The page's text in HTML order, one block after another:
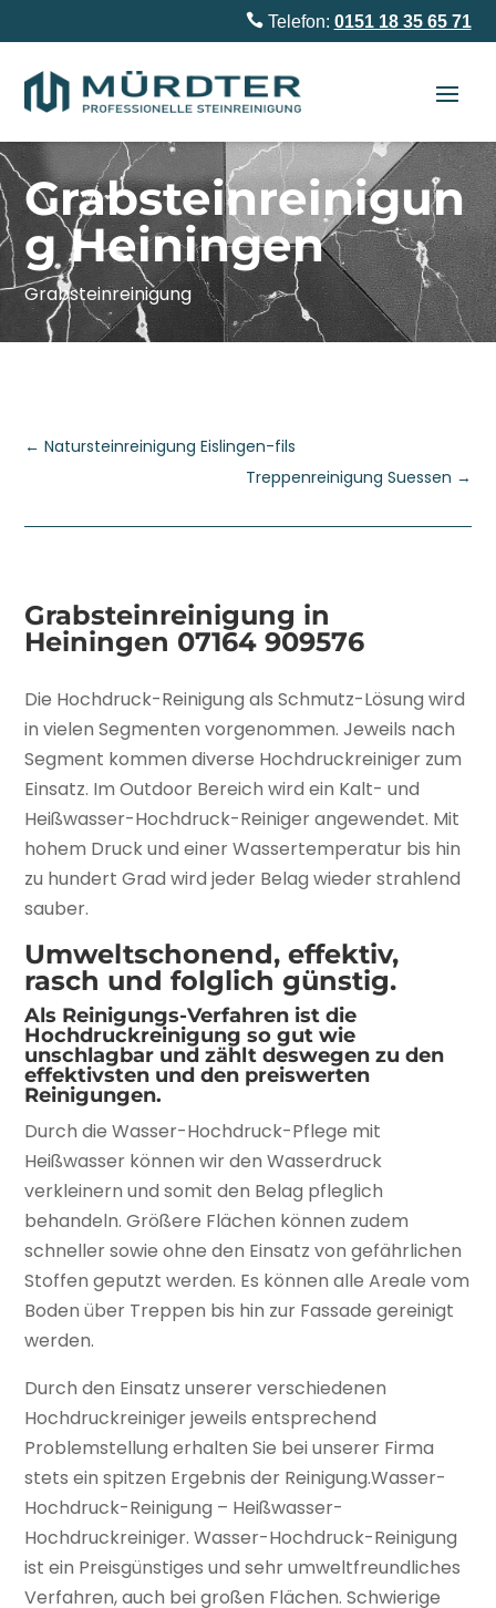
Telefon: 0151 18 35 65 71
Grabsteinreinigun
g Heiningen
Grabsteinreinigung
←Natursteinreinigung Eislingen-fils
Treppenreinigung Suessen →
Grabsteinreinigung in
Heiningen 07164 909576
Die Hochdruck-Reinigung als Schmutz-Lösung wird
in vielen Segmenten vorgenommen. Jeweils nach
Segment kommen diverse Hochdruckreiniger zum
Einsatz. Im Outdoor Bereich wird ein Kalt- und
Heißwasser-Hochdruck-Reiniger angewendet. Mit
hohem Druck und einer Wassertemperatur bis hin
zu hundert Grad wird jeder Belag wieder strahlend
sauber.
Umweltschonend, effektiv,
rasch und folglich günstig.
Als Reinigungs-Verfahren ist die
Hochdruckreinigung so gut wie
unschlagbar und zählt deswegen zu den
effektivsten und den preiswerten
Reinigungen.
Durch die Wasser-Hochdruck-Pflege mit
Heißwasser können wir den Wasserdruck
verkleinern und somit den Belag pfleglich
behandeln. Größere Flächen können zudem
schneller sowie ohne den Einsatz von gefährlichen
Stoffen geputzt werden. Es können alle Areale vom
Boden über Treppen bis hin zur Fassade gereinigt
werden.
Durch den Einsatz unserer verschiedenen
Hochdruckreiniger jeweils entsprechend
Problemstellung erhalten Sie bei unserer Firma
stets ein spitzen Ergebnis der Reinigung.Wasser-
Hochdruck-Reinigung – Heißwasser-
Hochdruckreiniger. Wasser-Hochdruck-Reinigung
ist ein Preisgünstiges und sehr umweltfreundliches
Verfahren, auch bei großen Flächen. Schwierige